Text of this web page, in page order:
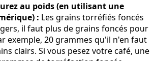
au poids (en utilisant une
: Les grains torréfiés foncés
il faut plus de grains foncés pour
exemple, 20 grammes qu'il n'en faut
clairs. Si vous pesez votre café, une